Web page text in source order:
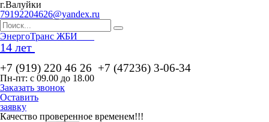
г.Валуйки
79192204626@yandex.ru
ЭнергоТранс ЖБИ
14 лет
+7 (919) 220 46 26 +7 (47236) 3-06-34
Пн-пт: с 09.00 до 18.00
Заказать звонок
Оставить
заявку
Качество проверенное временем!!!